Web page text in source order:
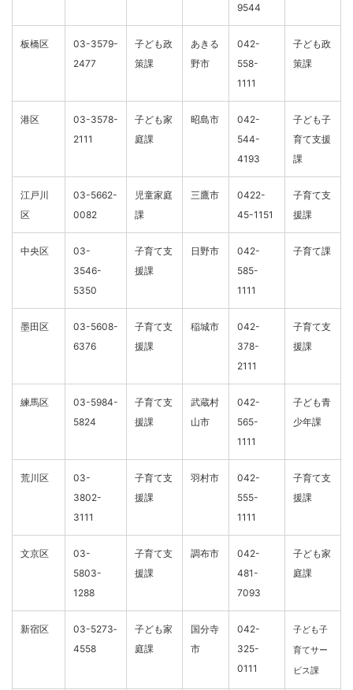
9544
板橋区
03-3579-
2477
子ども政
策課
あきる
野市
042-
558-
1111
子ども政
策課
港区
03-3578-
2111
子ども家
庭課
昭島市
042-
544-
4193
子ども子
育て支援
課
江戸川
区
03-5662-
0082
児童家庭
課
三鷹市
0422-
45-1151
子育て支
援課
中央区
03-
3546-
5350
子育て支
援課
日野市
042-
585-
1111
子育て課
墨田区
03-5608-
6376
子育て支
援課
稲城市
042-
378-
2111
子育て支
援課
練馬区
03-5984-
5824
子育て支
援課
武蔵村
山市
042-
565-
1111
子ども青
少年課
荒川区
03-
3802-
3111
子育て支
援課
羽村市
042-
555-
1111
子育て支
援課
文京区
03-
5803-
1288
子育て支
援課
調布市
042-
481-
7093
子ども家
庭課
新宿区
03-5273‐
4558
子ども家
庭課
国分寺
市
042-
325-
0111
子ども子
育てサー
ビス課